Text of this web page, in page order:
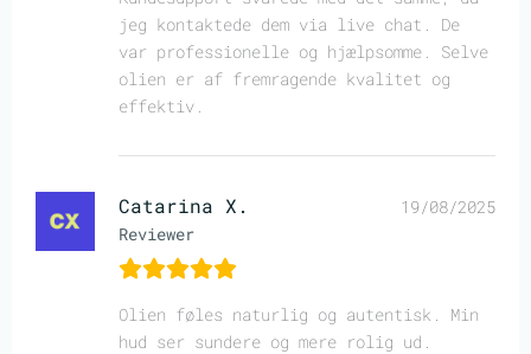
jeg kontaktede dem via live chat. De
var professionelle og hjælpsomme. Selve
olien er af fremragende kvalitet og
effektiv.
Catarina X.
Reviewer
19/08/2025
Olien føles naturlig og autentisk. Min
hud ser sundere og mere rolig ud.